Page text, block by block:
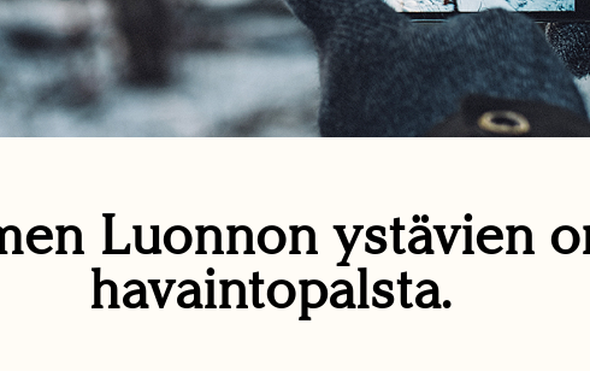
Luonnon ystävien
havaintopalsta.